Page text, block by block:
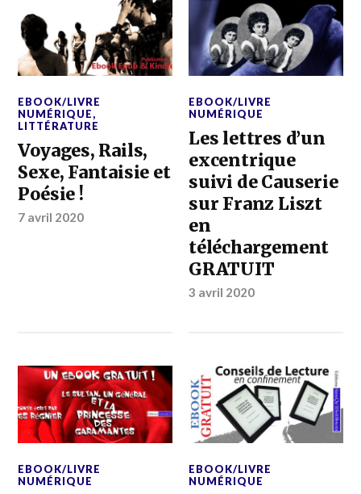
EBOOK/LIVRE
NUMÉRIQUE,
LITTÉRATURE
Voyages, Rails,
Sexe, Fantaisie et
Poésie !
7 avril 2020
EBOOK/LIVRE
NUMÉRIQUE
Les lettres d’un
excentrique
suivi de Causerie
sur Franz Liszt
en
téléchargement
GRATUIT
3 avril 2020
EBOOK/LIVRE
NUMÉRIQUE
EBOOK/LIVRE
NUMÉRIQUE